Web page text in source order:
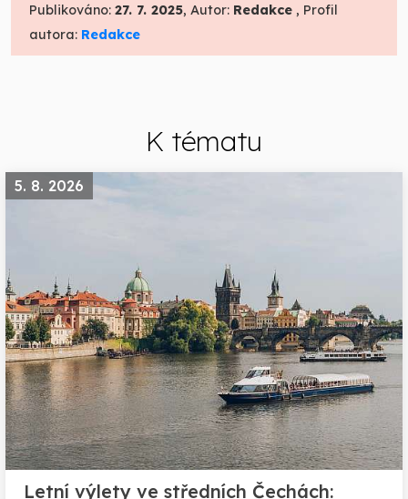
Publikováno: 27. 7. 2025, Autor: Redakce , Profil
autora: Redakce
K tématu
5. 8. 2026
Letní výlety ve středních Čechách: